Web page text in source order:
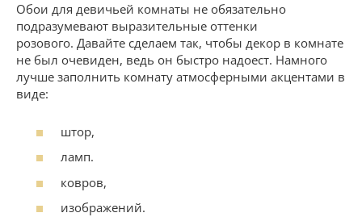
Обои для девичьей комнаты не обязательно
подразумевают выразительные оттенки
розового. Давайте сделаем так, чтобы декор в комнате
не был очевиден, ведь он быстро надоест. Намного
лучше заполнить комнату атмосферными акцентами в
виде:
штор,
ламп.
ковров,
изображений.